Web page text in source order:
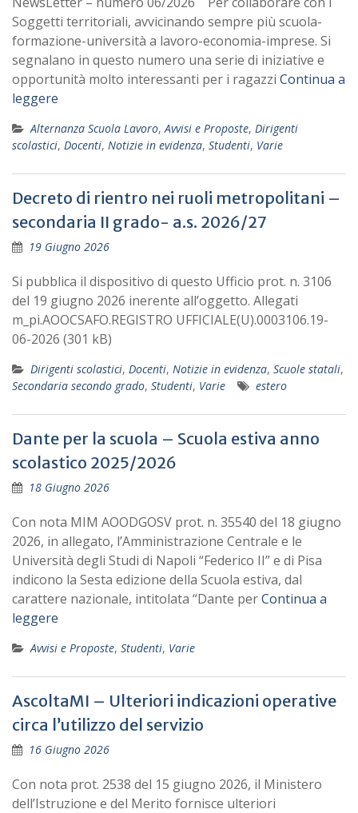
Soggetti territoriali, avvicinando sempre più scuola-
formazione-università a lavoro-economia-imprese. Si
segnalano in questo numero una serie di iniziative e
opportunità molto interessanti per i ragazzi Continua a
leggere
Alternanza Scuola Lavoro,Avvisi e Proposte, Dirigenti
scolastici, Docenti, Notizie in evidenza, Studenti, Varie
Decreto di rientro nei ruoli metropolitani –
secondaria II grado- a.s. 2026/27
19 Giugno 2026
Si pubblica il dispositivo di questo Ufficio prot. n. 3106
del 19 giugno 2026 inerente all’oggetto. Allegati
m_pi.AOOCSAFO.REGISTRO UFFICIALE(U).0003106.19-
06-2026 (301 kB)
Dirigenti scolastici, Docenti, Notizie in evidenza, Scuole statali,
Secondaria secondo grado, Studenti, Varie estero
Dante per la scuola – Scuola estiva anno
scolastico 2025/2026
18 Giugno 2026
Con nota MIM AOODGOSV prot. n. 35540 del 18 giugno
2026, in allegato, l’Amministrazione Centrale e le
Università degli Studi di Napoli “Federico II” e di Pisa
indicono la Sesta edizione della Scuola estiva, dal
carattere nazionale, intitolata “Dante perContinua a
leggere
Avvisi e Proposte, Studenti, Varie
AscoltaMI – Ulteriori indicazioni operative
circa l’utilizzo del servizio
16 Giugno 2026
Con nota prot. 2538 del 15 giugno 2026, il Ministero
dell’Istruzione e del Merito fornisce ulteriori